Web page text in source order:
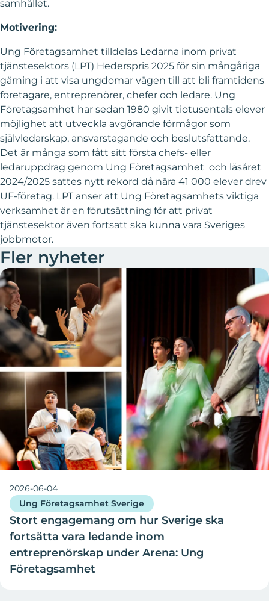
samhället.
Motivering:
Ung Företagsamhet tilldelas Ledarna inom privat
tjänstesektors (LPT) Hederspris 2025 för sin mångåriga
gärning i att visa ungdomar vägen till att bli framtidens
företagare, entreprenörer, chefer och ledare. Ung
Företagsamhet har sedan 1980 givit tiotusentals elever
möjlighet att utveckla avgörande förmågor som
självledarskap, ansvarstagande och beslutsfattande.
Det är många som fått sitt första chefs- eller
ledaruppdrag genom Ung Företagsamhet och läsåret
2024/2025 sattes nytt rekord då nära 41 000 elever drev
UF-företag. LPT anser att Ung Företagsamhets viktiga
verksamhet är en förutsättning för att privat
tjänstesektor även fortsatt ska kunna vara Sveriges
jobbmotor.
Fler nyheter
2026-06-04
Ung Företagsamhet Sverige
Stort engagemang om hur Sverige ska
fortsätta vara ledande inom
entreprenörskap under Arena: Ung
Företagsamhet